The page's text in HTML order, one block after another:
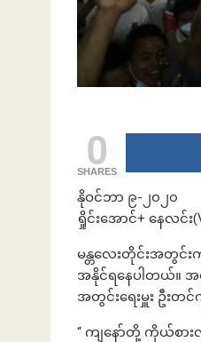
0
SHARES
နိုဝင်ဘာ ၉-၂၀၂၀
ရှိုင်းအောင်+ နေလင်း
မန္တလေးတိုင်းအတွင်
အနိုင်ရနေပါတယ်။
အတွင်းရေးမှူး ဦးတ
“ ကျနော်တို့ ကိုယ်စ